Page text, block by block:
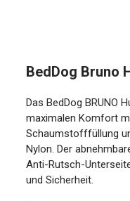
BedDog Bruno
Das BedDog BRUNO
maximalen Komfort
Schaumstofffüllung
Nylon. Der
Anti-Rutsch-
und Sicherheit.